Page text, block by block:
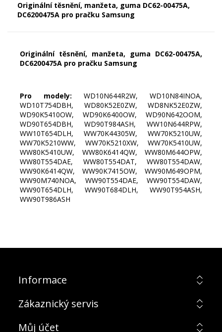
Originální těsnění, manžeta, guma DC62-00475A,
DC6200475A pro pračku Samsung
Originální těsnění, manžeta, guma DC62-00475A,
DC6200475A pro pračku Samsung
Pro modely: WD10N644R2W, WD10N84INOA,
WD10T754DBH, WD80K52E0ZW, WD8NK52E0ZW,
WD90K5410OW, WD90K6400OW, WD90N642OOM,
WD90T654DBH, WD90T984ASH, WW10N644RPW,
WW10T654DLH, WW70K44305W, WW70K5210UW,
WW70K5210WW, WW70K5210XW, WW70K5410UW,
WW80K5410UW, WW80K6414QW, WW80M644OPW,
WW80T554DAE, WW80T554DAT, WW80T554DAW,
WW90K6414QW, WW90K7415OW, WW90M649OPM,
WW90M740NOA, WW90T554DAE, WW90T554DAW,
WW90T654DLH, WW90T684DLH, WW90T954ASH,
WW90T986ASH
Informace
Zákaznický servis
Můj účet